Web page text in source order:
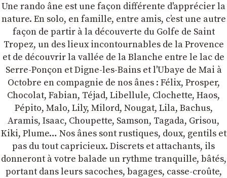
Une rando âne est une façon différente d'apprécier la
nature. En solo, en famille, entre amis, cʼest une autre
façon de partir à la découverte du Golfe de Saint
Tropez, un des lieux incontournables de la Provence
et de découvrir la vallée de la Blanche entre le lac de
Serre-Ponçon et Digne-les-Bains et l'Ubaye de Mai à
Octobre en compagnie de nos ânes : Félix, Prosper,
Chocolat, Fabian, Téjad, Libellule, Clochette, Haos,
Pépito, Malo, Lily, Milord, Nougat, Lila, Bachus,
Aramis, Isaac, Choupette, Samson, Tagada, Grisou,
Kiki, Plume… Nos ânes sont rustiques, doux, gentils et
pas du tout capricieux. Discrets et attachants, ils
donneront à votre balade un rythme tranquille, bâtés,
portant dans leurs sacoches, bagages, casse-croûte,